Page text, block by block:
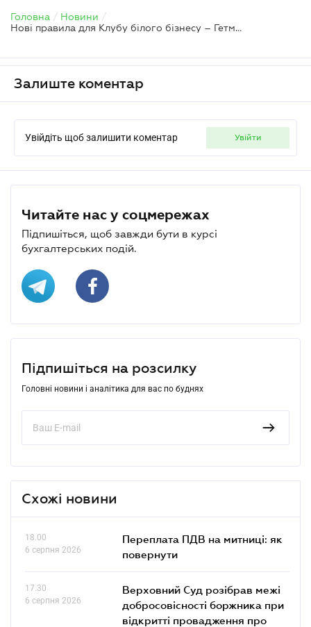
Головна / Новини /
Нові правила для Клубу білого бізнесу – Гетманцев подав законопроєкт
Залиште коментар
Увійдіть щоб залишити коментар увійти
Читайте нас у соцмережах
Підпишіться, щоб завжди бути в курсі
бухгалтерських подій.
Підпишіться на розсилку
Головні новини і аналітика для вас по буднях
Схожі новини
18.00
6 серпня 2026
Переплата ПДВ на митниці: як
повернути
17.30
6 серпня 2026
Верховний Суд розібрав межі
добросовісності боржника при
відкритті провадження про